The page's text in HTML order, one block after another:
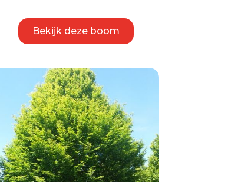
Bekijk deze boom
product
heeft
Deze
optie
kan
gekozen
worden
op
de
productpagina